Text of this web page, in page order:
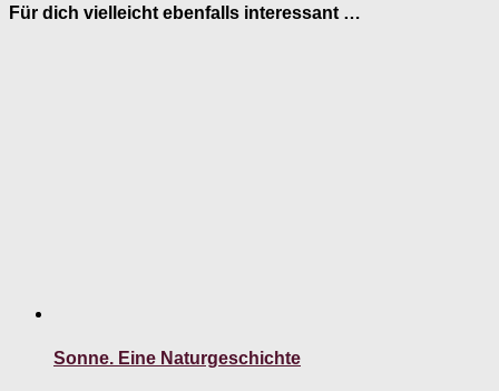
Für dich vielleicht ebenfalls interessant …
Sonne. Eine Naturgeschichte